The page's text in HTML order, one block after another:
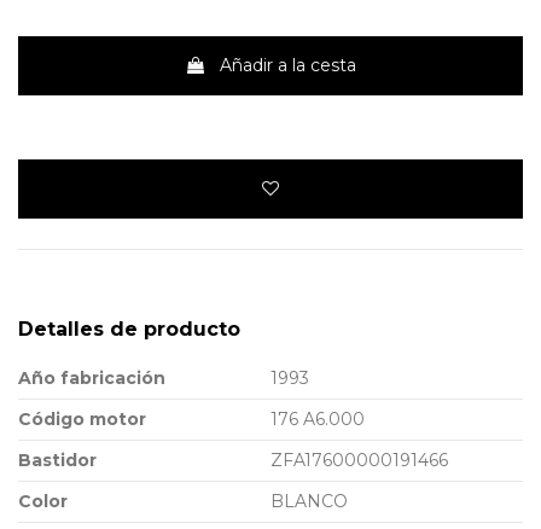
Añadir a la cesta
Detalles de producto
Año fabricación
1993
Código motor
176 A6.000
Bastidor
ZFA17600000191466
Color
BLANCO